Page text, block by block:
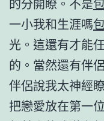
一小我和生涯嗎
光。這還有才能
的。當然還有伴
伴侶說我太神經
把戀愛放在第一